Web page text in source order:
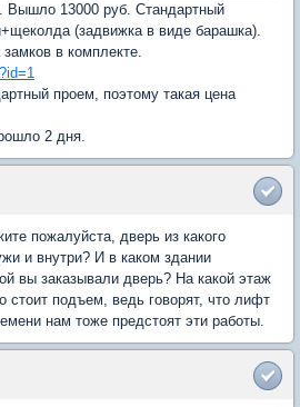
Вышло 13000 руб. Стандартный
(задвижка в виде барашка).
в комплекте.
проем, поэтому такая цена
2 дня.
пожалуйста, дверь из какого
и внутри? И в каком здании
вы заказывали дверь? На какой этаж
стоит подъем, ведь говорят, что лифт
нам тоже предстоят эти работы.